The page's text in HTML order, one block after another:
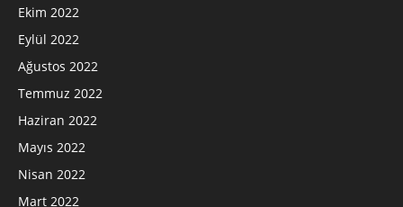
Ekim 2022
Eylül 2022
Ağustos 2022
Temmuz 2022
Haziran 2022
Mayıs 2022
Nisan 2022
Mart 2022